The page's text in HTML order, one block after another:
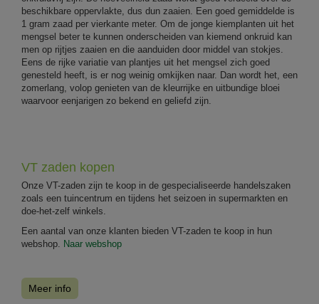
beschikbare oppervlakte, dus dun zaaien. Een goed gemiddelde is
1 gram zaad per vierkante meter. Om de jonge kiemplanten uit het
mengsel beter te kunnen onderscheiden van kiemend onkruid kan
men op rijtjes zaaien en die aanduiden door middel van stokjes.
Eens de rijke variatie van plantjes uit het mengsel zich goed
genesteld heeft, is er nog weinig omkijken naar. Dan wordt het, een
zomerlang, volop genieten van de kleurrijke en uitbundige bloei
waarvoor eenjarigen zo bekend en geliefd zijn.
VT zaden kopen
Onze VT-zaden zijn te koop in de gespecialiseerde handelszaken
zoals een tuincentrum en tijdens het seizoen in supermarkten en
doe-het-zelf winkels.
Een aantal van onze klanten bieden VT-zaden te koop in hun
webshop. Naar webshop
Meer info